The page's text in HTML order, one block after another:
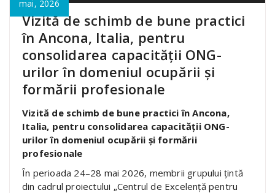
mai, 2026
Vizită de schimb de bune practici
în Ancona, Italia, pentru
consolidarea capacității ONG-
urilor în domeniul ocupării și
formării profesionale
Vizită de schimb de bune practici în Ancona,
Italia, pentru consolidarea capacității ONG-
urilor în domeniul ocupării și formării
profesionale
În perioada 24–28 mai 2026, membrii grupului țintă
din cadrul proiectului „Centrul de Excelență pentru